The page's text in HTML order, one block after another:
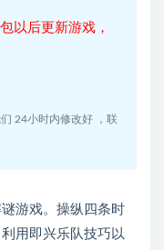
以后更新游戏，
24小时内修改好 ，联
游戏。操纵四条时
用即兴乐队技巧以